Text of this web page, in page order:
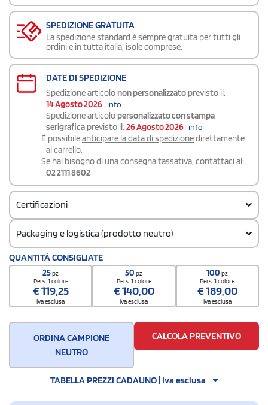
SPEDIZIONE GRATUITA
La spedizione standard è sempre gratuita per tutti gli
ordini e in tutta italia, isole comprese.
DATE DI SPEDIZIONE
Spedizione articolo non personalizzato previsto il:
14 Agosto 2026 info
Spedizione articolo personalizzato con stampa
serigrafica previsto il: 26 Agosto 2026 info
É possibileanticipare la data di spedizionedirettamente
al carrello.
Se hai bisogno di una consegnatassativa, contattaci al:
02 2111 8602
Certificazioni
Packaging e logistica (prodotto neutro)
Codice doganale
65069990
QUANTITÀ CONSIGLIATE
25pz
Pers. 1 colore
€119,25
iva esclusa
50pz
Pers. 1 colore
€140,00
iva esclusa
100pz
Pers. 1 colore
€189,00
iva esclusa
ORDINA CAMPIONE
NEUTRO
CALCOLA PREVENTIVO
TABELLA PREZZI CADAUNO | Iva esclusa